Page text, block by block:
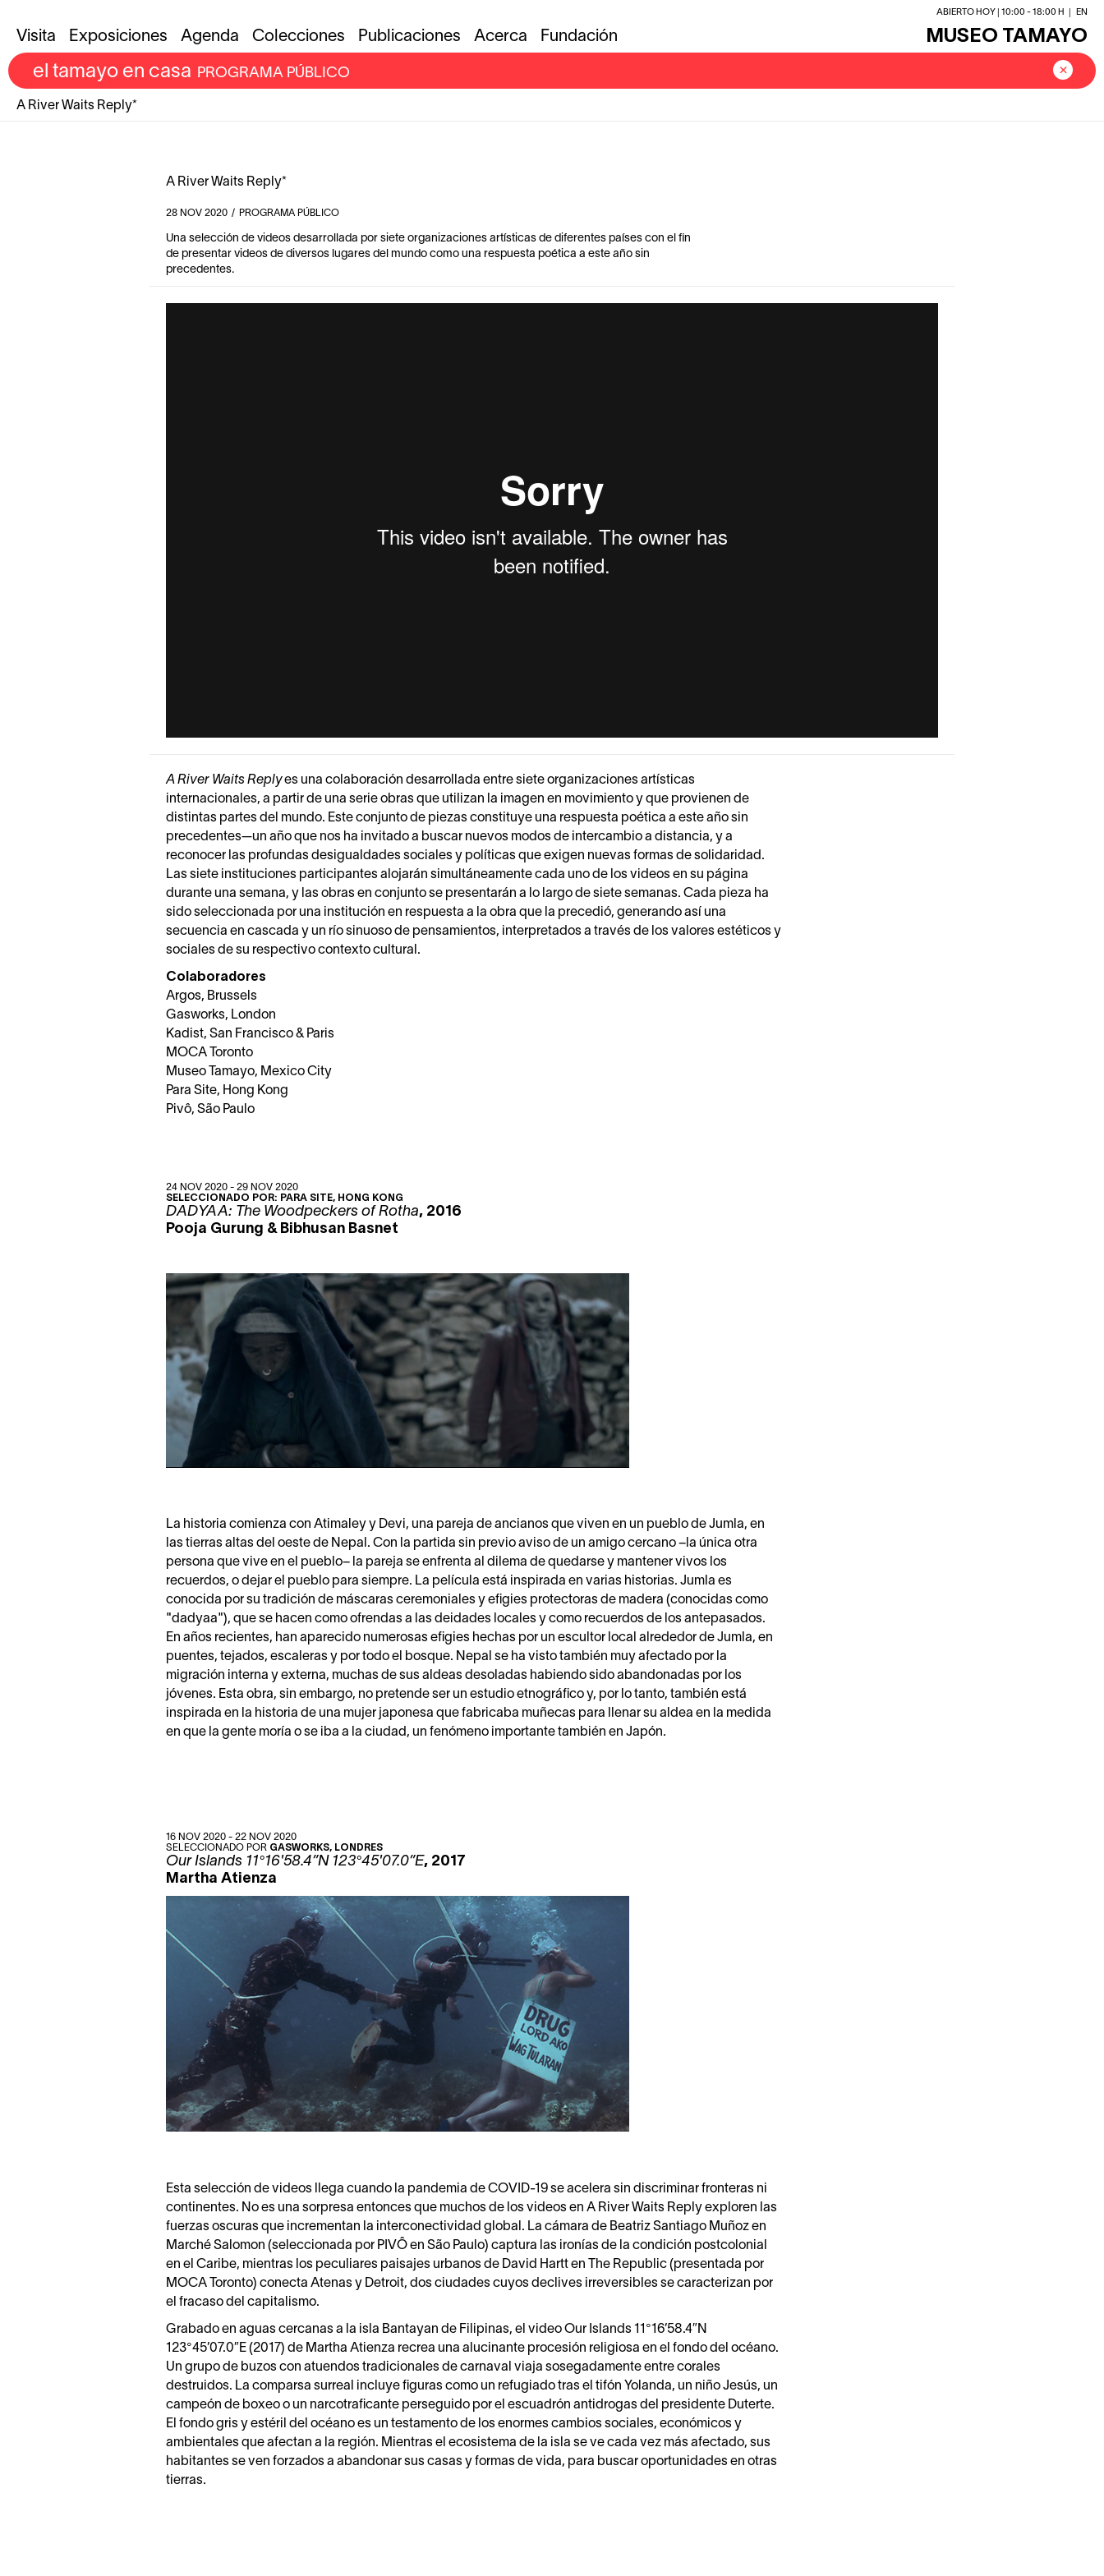
ABIERTO HOY | 10:00 - 18:00 H EN
Visita Exposiciones Agenda Colecciones Publicaciones Acerca Fundación
MUSEO TAMAYO
el tamayo en casa
PROGRAMA PÚBLICO ×
A River Waits Reply*
A River Waits Reply*
28 NOV 2020 / PROGRAMA PÚBLICO
Una selección de videos desarrollada por siete organizaciones artísticas de diferentes países con el fin
de presentar videos de diversos lugares del mundo como una respuesta poética a este año sin
precedentes.
A River Waits Replyes una colaboración desarrollada entre siete organizaciones artísticas
internacionales, a partir de una serie obras que utilizan la imagen en movimiento y que provienen de
distintas partes del mundo. Este conjunto de piezas constituye una respuesta poética a este año sin
precedentes—un año que nos ha invitado a buscar nuevos modos de intercambio a distancia, y a
reconocer las profundas desigualdades sociales y políticas que exigen nuevas formas de solidaridad.
Las siete instituciones participantes alojarán simultáneamente cada uno de los videos en su página
durante una semana, y las obras en conjunto se presentarán a lo largo de siete semanas. Cada pieza ha
sido seleccionada por una institución en respuesta a la obra que la precedió, generando así una
secuencia en cascada y un río sinuoso de pensamientos, interpretados a través de los valores estéticos y
sociales de su respectivo contexto cultural.
Colaboradores
Argos, Brussels
Gasworks, London
Kadist, San Francisco & Paris
MOCA Toronto
Museo Tamayo, Mexico City
Para Site, Hong Kong
Pivô, São Paulo
24 NOV 2020 - 29 NOV 2020
SELECCIONADO POR: PARA SITE, HONG KONG
DADYAA: The Woodpeckers of Rotha, 2016
Pooja Gurung & Bibhusan Basnet
La historia comienza con Atimaley y Devi, una pareja de ancianos que viven en un pueblo de Jumla, en
las tierras altas del oeste de Nepal. Con la partida sin previo aviso de un amigo cercano –la única otra
persona que vive en el pueblo– la pareja se enfrenta al dilema de quedarse y mantener vivos los
recuerdos, o dejar el pueblo para siempre. La película está inspirada en varias historias. Jumla es
conocida por su tradición de máscaras ceremoniales y efigies protectoras de madera (conocidas como
"dadyaa"), que se hacen como ofrendas a las deidades locales y como recuerdos de los antepasados.
En años recientes, han aparecido numerosas efigies hechas por un escultor local alrededor de Jumla, en
puentes, tejados, escaleras y por todo el bosque. Nepal se ha visto también muy afectado por la
migración interna y externa, muchas de sus aldeas desoladas habiendo sido abandonadas por los
jóvenes. Esta obra, sin embargo, no pretende ser un estudio etnográfico y, por lo tanto, también está
inspirada en la historia de una mujer japonesa que fabricaba muñecas para llenar su aldea en la medida
en que la gente moría o se iba a la ciudad, un fenómeno importante también en Japón.
16 NOV 2020 - 22 NOV 2020
SELECCIONADO POR GASWORKS, LONDRES
Our Islands 11°16'58.4”N 123°45'07.0”E, 2017
Martha Atienza
Esta selección de videos llega cuando la pandemia de COVID-19 se acelera sin discriminar fronteras ni
continentes. No es una sorpresa entonces que muchos de los videos en A River Waits Reply exploren las
fuerzas oscuras que incrementan la interconectividad global. La cámara de Beatriz Santiago Muñoz en
Marché Salomon (seleccionada por PIVÔ en São Paulo) captura las ironías de la condición postcolonial
en el Caribe, mientras los peculiares paisajes urbanos de David Hartt en The Republic (presentada por
MOCA Toronto) conecta Atenas y Detroit, dos ciudades cuyos declives irreversibles se caracterizan por
el fracaso del capitalismo.
Grabado en aguas cercanas a la isla Bantayan de Filipinas, el video Our Islands 11°16’58.4″N
123°45’07.0″E (2017) de Martha Atienza recrea una alucinante procesión religiosa en el fondo del océano.
Un grupo de buzos con atuendos tradicionales de carnaval viaja sosegadamente entre corales
destruidos. La comparsa surreal incluye figuras como un refugiado tras el tifón Yolanda, un niño Jesús, un
campeón de boxeo o un narcotraficante perseguido por el escuadrón antidrogas del presidente Duterte.
El fondo gris y estéril del océano es un testamento de los enormes cambios sociales, económicos y
ambientales que afectan a la región. Mientras el ecosistema de la isla se ve cada vez más afectado, sus
habitantes se ven forzados a abandonar sus casas y formas de vida, para buscar oportunidades en otras
tierras.